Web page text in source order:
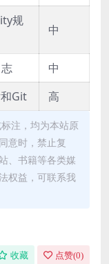
规
中
中
Git 高
注，均为本站原
意时，禁止复
、书籍等各类媒
权益，可联系我
收藏 点赞(0)